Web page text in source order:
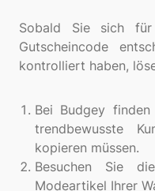
Sobald Sie sich für
Gutscheincode
kontrolliert haben,
Bei Budgey
trendbewusste
kopieren müssen.
Besuchen Sie
Modeartikel Ihrer